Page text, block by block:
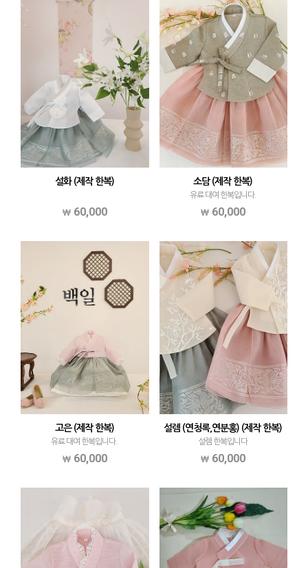
설화 (제작 한복)
60,000
소담 (제작 한복)
유료 대여 한복입니다.
60,000
고은 (제작 한복)
유료 대여 한복입니다.
60,000
설렘 (연청록,연분홍) (제작 한복)
설렘 한복입니다
60,000